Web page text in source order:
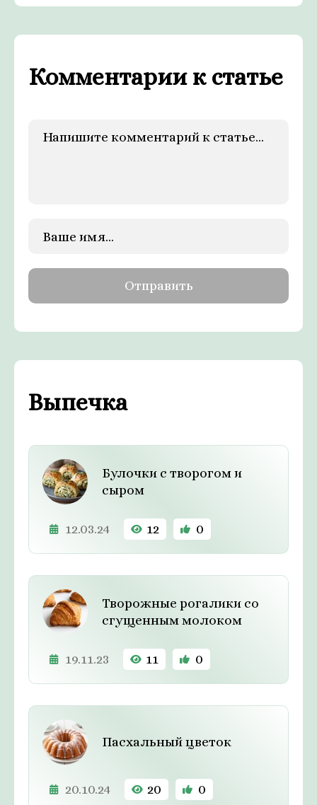
Комментарии к статье
Выпечка
Булочки с творогом и
сыром
12.03.24 12 0
Творожные рогалики со
сгущенным молоком
19.11.23 11 0
Пасхальный цветок
20.10.24 20 0